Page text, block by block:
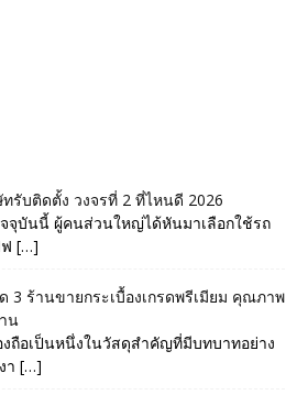
รับติดตั้ง วงจรที่ 2 ที่ไหนดี 2026
จุบันนี้ ผู้คนส่วนใหญ่ได้หันมาเลือกใช้รถ
[…]
3 ร้านขายกระเบื้องเกรดพรีเมียม คุณภาพ
น
งถือเป็นหนึ่งในวัสดุสำคัญที่มีบทบาทอย่าง
า […]